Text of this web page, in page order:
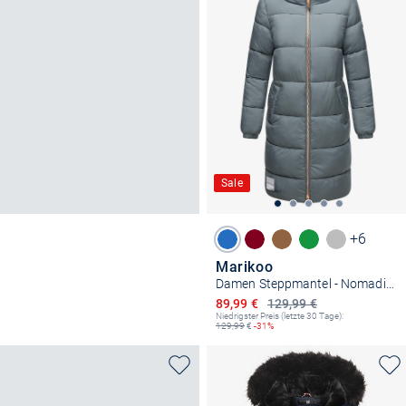
Sale
+6
Marikoo
129,99 €
Ermäßigter Preis
89,99 €
Niedrigster Preis (letzte 30 Tage):
129,99€ -31%